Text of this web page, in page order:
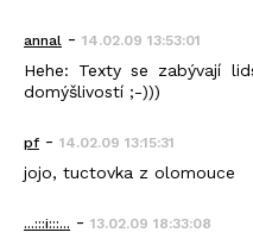
annal - 14.02.09 13:53:01
Hehe: Texty se zabývají
domýšlivostí ;-)))
pf - 14.02.09 13:15:31
jojo, tuctovka z olomouce
...:::i:::... - 13.02.09 18:33:08